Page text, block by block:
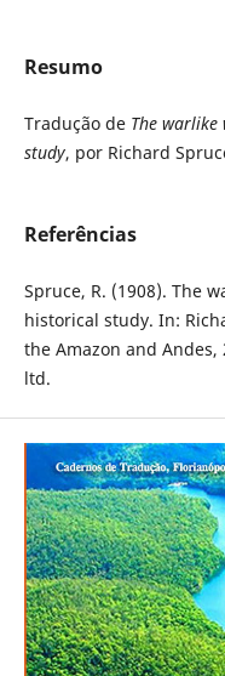
Resumo
Tradução de The
study, por Richard
Referências
Spruce, R. (1908). The
historical study. In:
the Amazon and Andes,
ltd.